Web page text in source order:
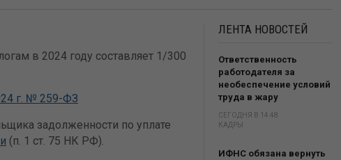
в 2024 году составляет 1/300
г. № 259-ФЗ
задолженности по уплате
(п. 1 ст. 75 НК РФ).
ЛЕНТА НОВОСТЕЙ
Ответственность
работодателя за
необеспечение условий
труда в жару
СЕГОДНЯ В 14:48
КАДРЫ
ИФНС обязана вернуть